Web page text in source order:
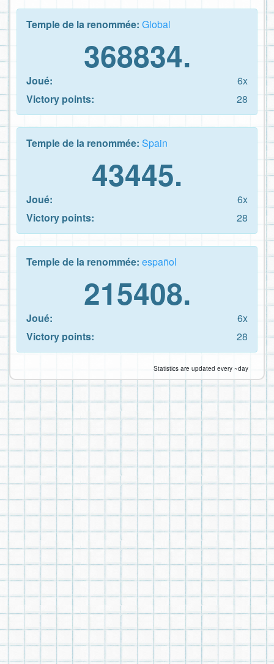
Temple de la renommée: Global
368834.
Joué:
6x
Victory points:
28
Temple de la renommée: Spain
43445.
Joué:
6x
Victory points:
28
Temple de la renommée: español
215408.
Joué:
6x
Victory points:
28
Statistics are updated every ~day